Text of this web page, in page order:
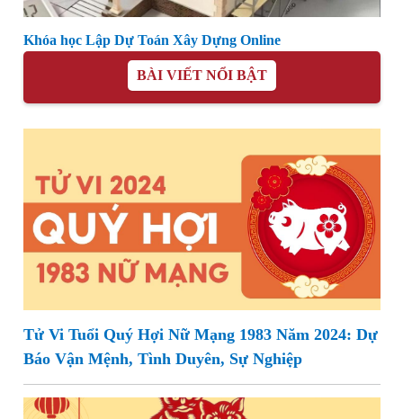
Khóa học Lập Dự Toán Xây Dựng Online
BÀI VIẾT NỔI BẬT
Tử Vi Tuổi Quý Hợi Nữ Mạng 1983 Năm 2024: Dự
Báo Vận Mệnh, Tình Duyên, Sự Nghiệp